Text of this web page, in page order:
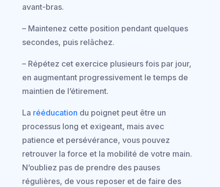
avant-bras.
– Maintenez cette position pendant quelques
secondes, puis relâchez.
– Répétez cet exercice plusieurs fois par jour,
en augmentant progressivement le temps de
maintien de l’étirement.
La rééducation du poignet peut être un
processus long et exigeant, mais avec
patience et persévérance, vous pouvez
retrouver la force et la mobilité de votre main.
N’oubliez pas de prendre des pauses
régulières, de vous reposer et de faire des